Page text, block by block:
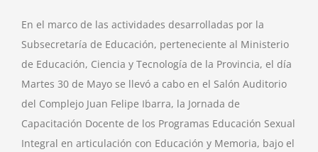
En el marco de las actividades desarrolladas por la
Subsecretaría de Educación, perteneciente al Ministerio
de Educación, Ciencia y Tecnología de la Provincia, el día
Martes 30 de Mayo se llevó a cabo en el Salón Auditorio
del Complejo Juan Felipe Ibarra, la Jornada de
Capacitación Docente de los Programas Educación Sexual
Integral en articulación con Educación y Memoria, bajo el